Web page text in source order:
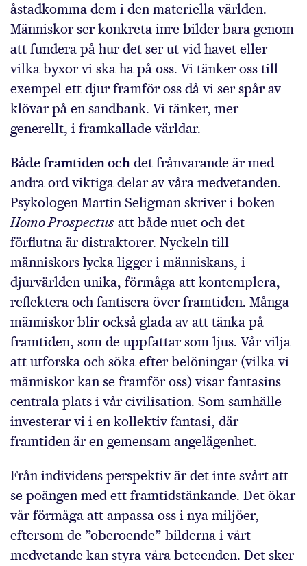
åstadkomma dem i den materiella världen.
Människor ser konkreta inre bilder bara genom
att fundera på hur det ser ut vid havet eller
vilka byxor vi ska ha på oss. Vi tänker oss till
exempel ett djur framför oss då vi ser spår av
klövar på en sandbank. Vi tänker, mer
generellt, i framkallade världar.
Både framtiden och det frånvarande är med
andra ord viktiga delar av våra medvetanden.
Psykologen Martin Seligman skriver i boken
Homo Prospectus att både nuet och det
förflutna är distraktorer. Nyckeln till
människors lycka ligger i människans, i
djurvärlden unika, förmåga att kontemplera,
reflektera och fantisera över framtiden. Många
människor blir också glada av att tänka på
framtiden, som de uppfattar som ljus. Vår vilja
att utforska och söka efter belöningar (vilka vi
människor kan se framför oss) visar fantasins
centrala plats i vår civilisation. Som samhälle
investerar vi i en kollektiv fantasi, där
framtiden är en gemensam angelägenhet.
Från individens perspektiv är det inte svårt att
se poängen med ett framtidstänkande. Det ökar
vår förmåga att anpassa oss i nya miljöer,
eftersom de ”oberoende” bilderna i vårt
medvetande kan styra våra beteenden. Det sker